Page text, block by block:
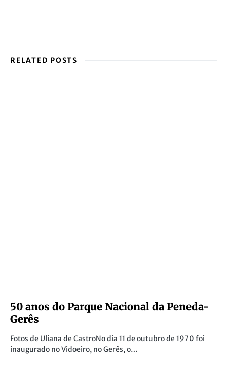
RELATED POSTS
50 anos do Parque Nacional da Peneda-
Gerês
Fotos de Uliana de CastroNo dia 11 de outubro de 1970 foi
inaugurado no Vidoeiro, no Gerês, o…